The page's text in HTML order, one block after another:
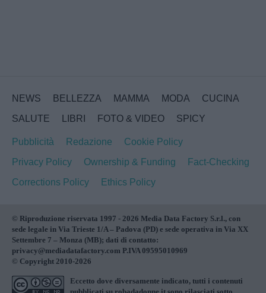
NEWS BELLEZZA MAMMA MODA
CUCINA
SALUTE
LIBRI FOTO & VIDEO SPICY
Pubblicità Redazione
Cookie Policy
Privacy Policy
Ownership & Funding
Fact-Checking
Corrections Policy
Ethics Policy
© Riproduzione riservata 1997 - 2026 Media Data Factory S.r.l., con
sede legale in Via Trieste 1/A – Padova (PD) e sede operativa in Via XX
Settembre 7 – Monza (MB); dati di contatto:
privacy@mediadatafactory.com P.IVA 09595010969
© Copyright 2010-2026
Eccetto dove diversamente indicato, tutti i contenuti